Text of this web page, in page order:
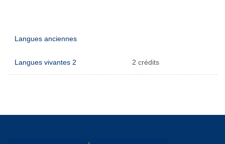
Langues anciennes
Langues vivantes 2 2 crédits